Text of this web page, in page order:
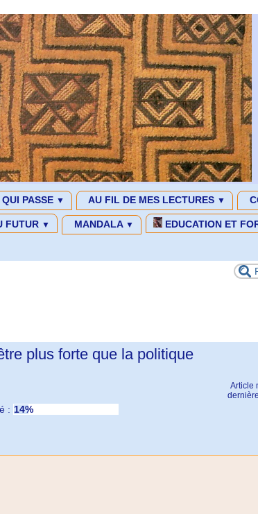
PASSE ▼ AU FIL DE MES LECTURES ▼
FUTUR ▼ MANDALA ▼ EDUCATION ET
plus forte que la politique
Article
: 14%